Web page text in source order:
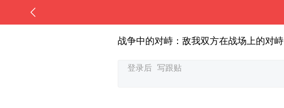
战争中的对峙：敌我双方在战场上的对峙